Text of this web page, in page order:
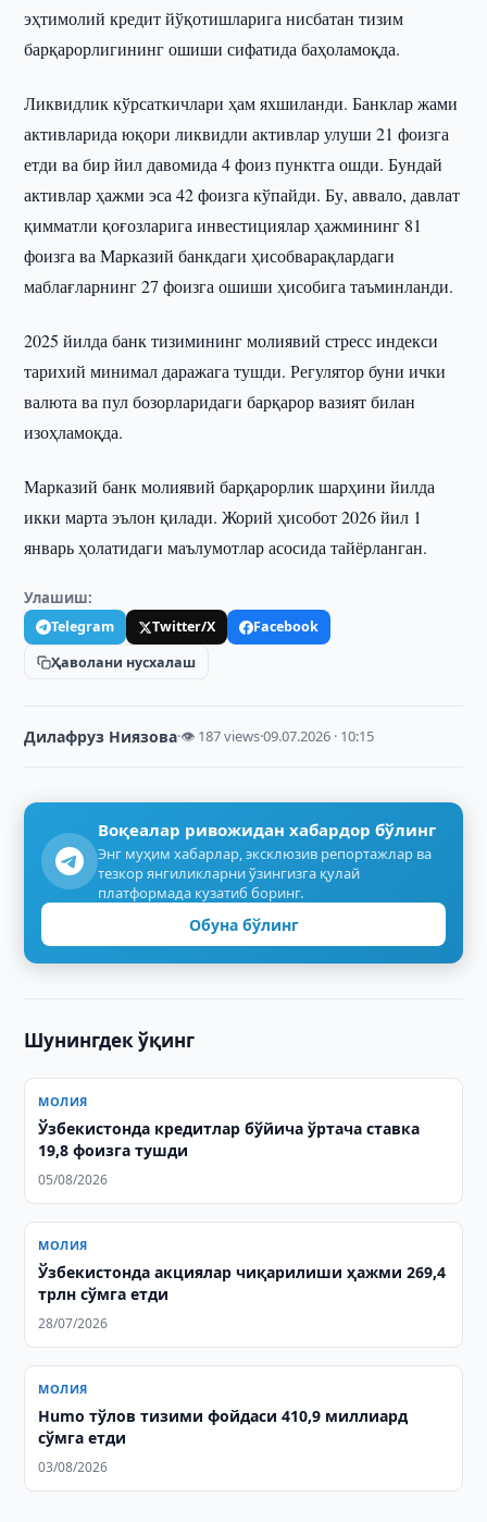
эҳтимолий кредит йўқотишларига нисбатан тизим
барқарорлигининг ошиши сифатида баҳоламоқда.
Ликвидлик кўрсаткичлари ҳам яхшиланди. Банклар жами
активларида юқори ликвидли активлар улуши 21 фоизга
етди ва бир йил давомида 4 фоиз пунктга ошди. Бундай
активлар ҳажми эса 42 фоизга кўпайди. Бу, аввало, давлат
қимматли қоғозларига инвестициялар ҳажмининг 81
фоизга ва Марказий банкдаги ҳисобварақлардаги
маблағларнинг 27 фоизга ошиши ҳисобига таъминланди.
2025 йилда банк тизимининг молиявий стресс индекси
тарихий минимал даражага тушди. Регулятор буни ички
валюта ва пул бозорларидаги барқарор вазият билан
изоҳламоқда.
Марказий банк молиявий барқарорлик шарҳини йилда
икки марта эълон қилади. Жорий ҳисобот 2026 йил 1
январь ҳолатидаги маълумотлар асосида тайёрланган.
Улашиш:
Telegram Twitter/X
Facebook
Ҳаволани нусхалаш
Дилафруз Ниязова·👁 187 views·09.07.2026 · 10:15
Воқеалар ривожидан хабардор бўлинг
Энг муҳим хабарлар, эксклюзив репортажлар ва
тезкор янгиликларни ўзингизга қулай
платформада кузатиб боринг.
Обуна бўлинг
Шунингдек ўқинг
МОЛИЯ
Ўзбекистонда кредитлар бўйича ўртача ставка
19,8 фоизга тушди
05/08/2026
МОЛИЯ
Ўзбекистонда акциялар чиқарилиши ҳажми 269,4
трлн сўмга етди
28/07/2026
МОЛИЯ
Humo тўлов тизими фойдаси 410,9 миллиард
сўмга етди
03/08/2026